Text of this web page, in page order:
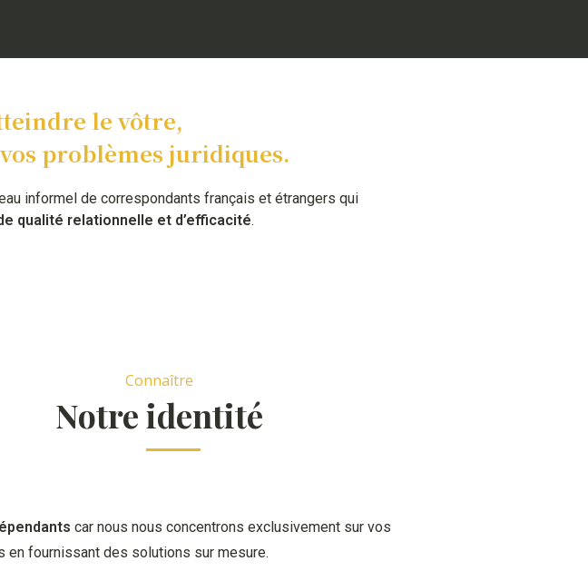
le vôtre,
problèmes juridiques.
informel de correspondants français et étrangers qui
qualité relationnelle et d’efficacité.
Connaître
Notre identité
car nous nous concentrons exclusivement sur vos
en fournissant des solutions sur mesure.